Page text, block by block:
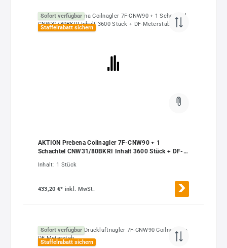
Sofort verfügbar
Staffelrabatt sichern
AKTION Prebena Coilnagler 7F-CNW90 + 1
Schachtel CNW31/80BKRI Inhalt 3600 Stück + DF-
Inhalt: 1 Stück
433,20 €* inkl. MwSt.
Sofort verfügbar
Staffelrabatt sichern